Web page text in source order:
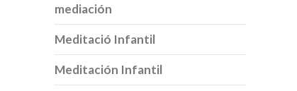
mediación
Meditació Infantil
Meditación Infantil